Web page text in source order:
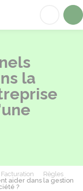
la
Règles
aider dans la gestion
?